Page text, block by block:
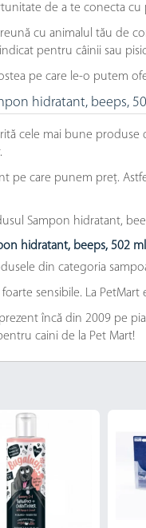
de a te conecta
cu animalul tău de
pentru câinii sau
pe care le-o putem
hidratant, beeps,
cele mai bune
pe care punem preț.
Sampon hidratant,
hidratant, beeps, 502
din categoria
sensibile. La
încă din 2009 pe
caini de la Pet Mart!